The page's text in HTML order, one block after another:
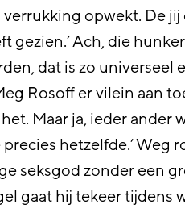
opwekt. De
gezien.’ Ach, die
dat is zo universeel
Rosoff er vilein aan
Maar ja, ieder ander
hetzelfde.’ Weg
seksgod zonder een
gaat hij tekeer tijdens